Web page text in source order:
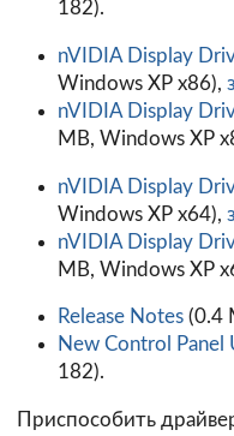
182).
nVIDIA Display
Windows XP x86),
nVIDIA Display
MB, Windows XP
nVIDIA Display
Windows XP x64),
nVIDIA Display
MB, Windows XP
Release Notes(0.4
New Control Panel
182).
Приспособить